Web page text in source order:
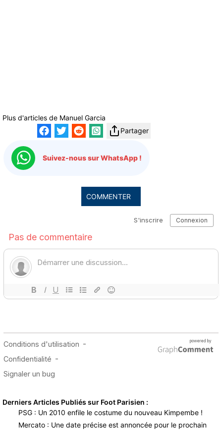
Plus d'articles de Manuel Garcia
Partager
Suivez-nous sur WhatsApp !
COMMENTER
Derniers Articles Publiés sur Foot Parisien :
PSG : Un 2010 enfile le costume du nouveau Kimpembe !
Mercato : Une date précise est annoncée pour le prochain